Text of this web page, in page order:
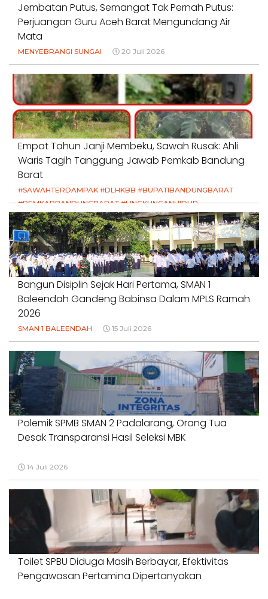
Jembatan Putus, Semangat Tak Pernah Putus:
Perjuangan Guru Aceh Barat Mengundang Air
Mata
MENYEBRANGI SUNGAI 20 Juli 2026
Empat Tahun Janji Membeku, Sawah Rusak: Ahli
Waris Tagih Tanggung Jawab Pemkab Bandung
Barat
#SAWAHTERDAMPAK #DLHKBB #BUPATIBANDUNGBARAT
#PEMKABBANDUNGBARAT #LINGKUNGANHIDUP
#HAKPETANI #KEADILANUNTUKPETANI
#NORMALISASISALURAN #IRIGASIRUSAK
#DUGAANPENCEMARAN #AKUNTABILITASPEMERINTAH
18 Juli 2026
Bangun Disiplin Sejak Hari Pertama, SMAN 1
Baleendah Gandeng Babinsa Dalam MPLS Ramah
2026
SMAN 1 BALEENDAH 15 Juli 2026
Polemik SPMB SMAN 2 Padalarang, Orang Tua
Desak Transparansi Hasil Seleksi MBK
14 Juli 2026
Toilet SPBU Diduga Masih Berbayar, Efektivitas
Pengawasan Pertamina Dipertanyakan